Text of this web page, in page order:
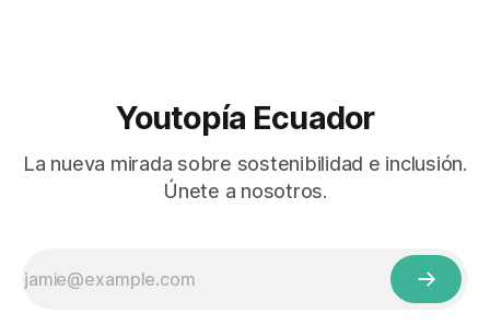
Youtopía Ecuador
La nueva mirada sobre sostenibilidad e inclusión.
Únete a nosotros.